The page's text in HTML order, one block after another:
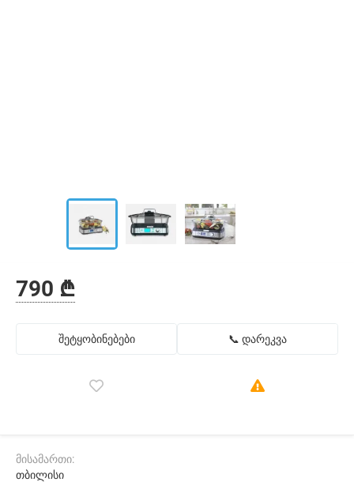
790 ₾
შეტყობინებები 📞 დარეკვა
მისამართი:
თბილისი